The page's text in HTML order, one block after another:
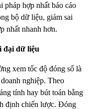
pháp hợp nhất báo cáo
bộ dữ liệu, giảm sai
nhất nhanh hơn.
đại dữ liệu
xem tốc độ đóng sổ là
nghiệp. Theo
tính hay bút toán bằng
định chiến lược. Đóng